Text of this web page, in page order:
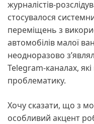
журналістів-
стосувалося
переміщень з
автомобілів малої
неодноразово
Telegram-каналах,
проблематику.
Хочу сказати, що з
особливий акцент